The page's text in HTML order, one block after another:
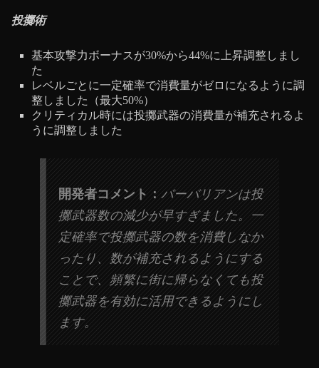
投擲術
基本攻撃力ボーナスが30%から44%に上昇調整しまし
た
レベルごとに一定確率で消費量がゼロになるように調
整しました（最大50%）
クリティカル時には投擲武器の消費量が補充されるよ
うに調整しました
開発者コメント：バーバリアンは投
擲武器数の減少が早すぎました。一
定確率で投擲武器の数を消費しなか
ったり、数が補充されるようにする
ことで、頻繁に街に帰らなくても投
擲武器を有効に活用できるようにし
ます。